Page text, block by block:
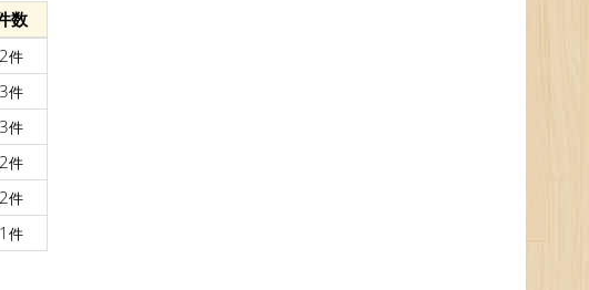
数
2件
3件
3件
2件
2件
1 件